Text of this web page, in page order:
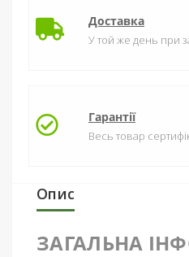
Доставка
У той же день при
Гарантії
Весь товар
Опис
ЗАГАЛЬНА